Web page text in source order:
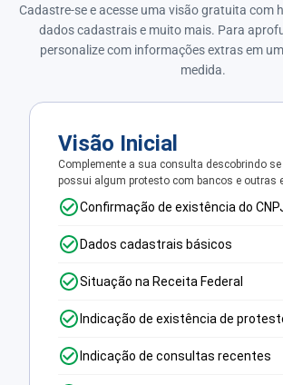
Cadastre-se e acesse uma visão gratuita com
dados cadastrais e muito mais. Para
personalize com informações extras em
medida.
Visão Inicial
Complemente a sua consulta descobrindo se
possui algum protesto com bancos e outras
Confirmação de existência do
Dados cadastrais básicos
Situação na Receita Federal
Indicação de existência de
Indicação de consultas recentes